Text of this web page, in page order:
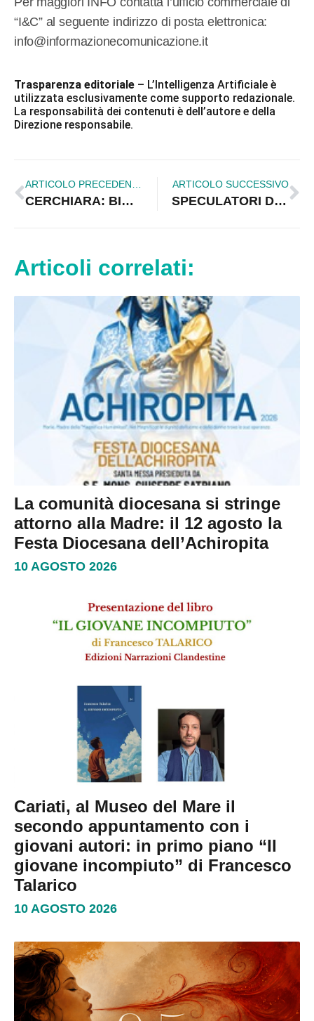
“I&C” al seguente indirizzo di posta elettronica:
info@informazionecomunicazione.it
Trasparenza editoriale – L’Intelligenza Artificiale è
utilizzata esclusivamente come supporto redazionale.
La responsabilità dei contenuti è dell’autore e della
Direzione responsabile.
ARTICOLO PRECEDENTE
CERCHIARA: BIMBA MORSA DA UNA VIPERA
ARTICOLO SUCCESSIVO
SPECULATORI DELLA MONTAGNA, TAGLI ABUSIVI E PERICOLO INCENDI NELLA PUNTATA DI TALKING
Articoli correlati:
La comunità diocesana si stringe
attorno alla Madre: il 12 agosto la
Festa Diocesana dell’Achiropita
10 AGOSTO 2026
Cariati, al Museo del Mare il
secondo appuntamento con i
giovani autori: in primo piano “Il
giovane incompiuto” di Francesco
Talarico
10 AGOSTO 2026